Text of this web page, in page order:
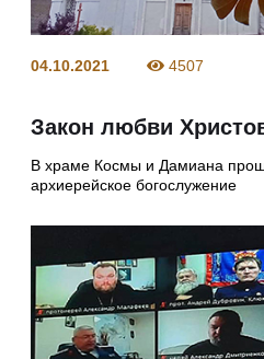
04.10.2021 4507
Закон любви
В храме Космы и Дамиана
архиерейское богослужение